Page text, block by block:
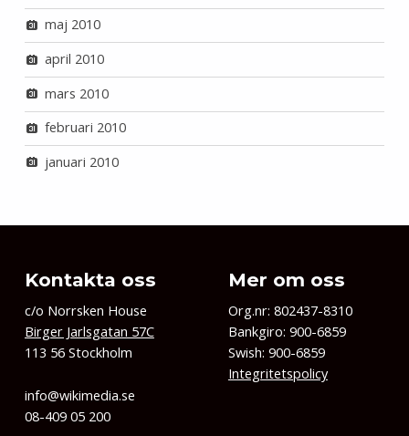
maj 2010
april 2010
mars 2010
februari 2010
januari 2010
Kontakta oss
c/o Norrsken House
Birger Jarlsgatan 57C
113 56 Stockholm
info@wikimedia.se
08-409 05 200
Mer om oss
Org.nr: 802437-8310
Bankgiro: 900-6859
Swish: 900-6859
Integritetspolicy